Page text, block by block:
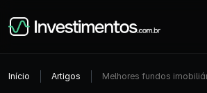
Início Artigos Melhores fundos